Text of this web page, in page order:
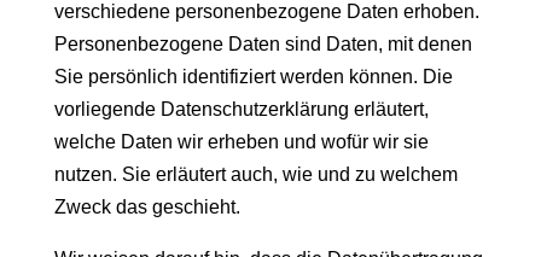
verschiedene personenbezogene Daten erhoben.
Personenbezogene Daten sind Daten, mit denen
Sie persönlich identifiziert werden können. Die
vorliegende Datenschutzerklärung erläutert,
welche Daten wir erheben und wofür wir sie
nutzen. Sie erläutert auch, wie und zu welchem
Zweck das geschieht.